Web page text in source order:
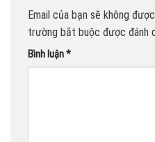
Email của bạn sẽ không
trường bắt buộc được đánh
Bình luận*